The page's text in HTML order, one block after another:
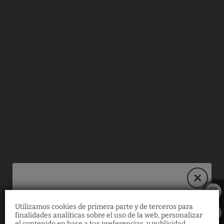
Utilizamos cookies de primera parte y de terceros para
finalidades analíticas sobre el uso de la web, personalizar
30% de descuento